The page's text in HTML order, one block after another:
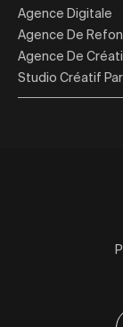
Agence Digitale
Agence De
Agence De
Studio Créatif